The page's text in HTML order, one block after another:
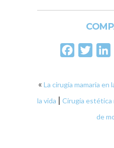
Facebook
« La cirugía mamaria
la vida | Cirugía estética
de